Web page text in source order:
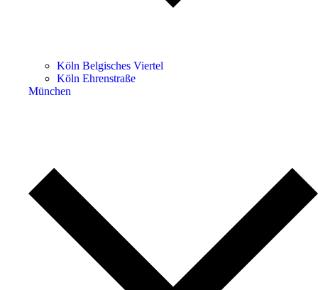
Köln Belgisches Viertel
Köln Ehrenstraße
München